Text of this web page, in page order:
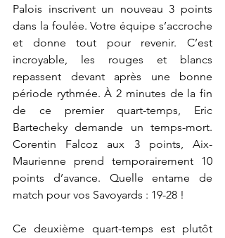
Palois inscrivent un nouveau 3 points
dans la foulée. Votre équipe s’accroche
et donne tout pour revenir. C’est
incroyable, les rouges et blancs
repassent devant après une bonne
période rythmée. À 2 minutes de la fin
de ce premier quart-temps,
Eric
Bartecheky demande un temps-mort.
Corentin Falcoz aux 3 points, Aix-
Maurienne prend temporairement 10
points d’avance. Quelle entame de
match pour vos Savoyards : 19-28 !
Ce deuxième quart-temps est plutôt